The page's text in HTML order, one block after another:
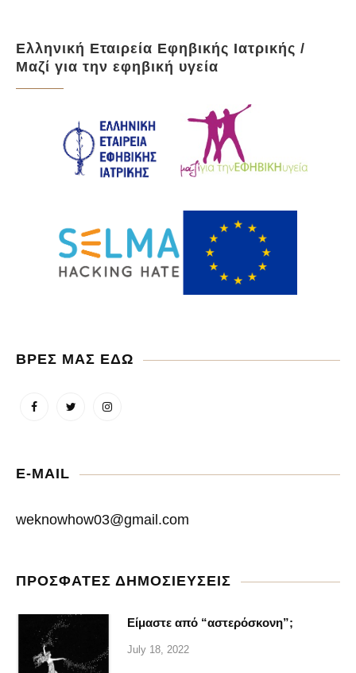
Ελληνική Εταιρεία Εφηβικής Ιατρικής /
Μαζί για την εφηβική υγεία
ΒΡΕΣ ΜΑΣ ΕΔΩ
E-MAIL
weknowhow03@gmail.com
ΠΡΟΣΦΑΤΕΣ ΔΗΜΟΣΙΕΥΣΕΙΣ
Είμαστε από “αστερόσκονη”;
July 18, 2022